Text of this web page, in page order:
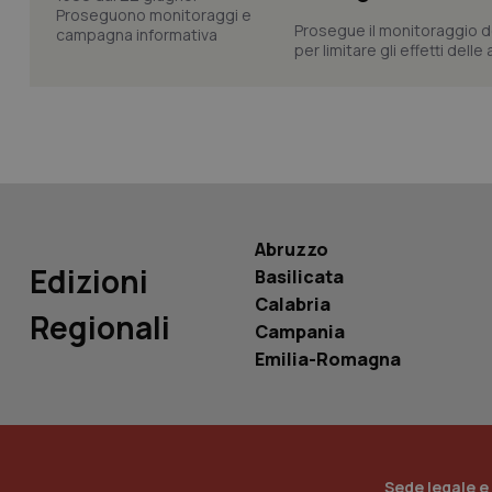
Prosegue il monitoraggio
per limitare gli effetti delle
Edizioni
Regionali
Abruzzo
Basilicata
Calabria
Campania
Emilia-Romagna
Sede legale
tracking-sites-